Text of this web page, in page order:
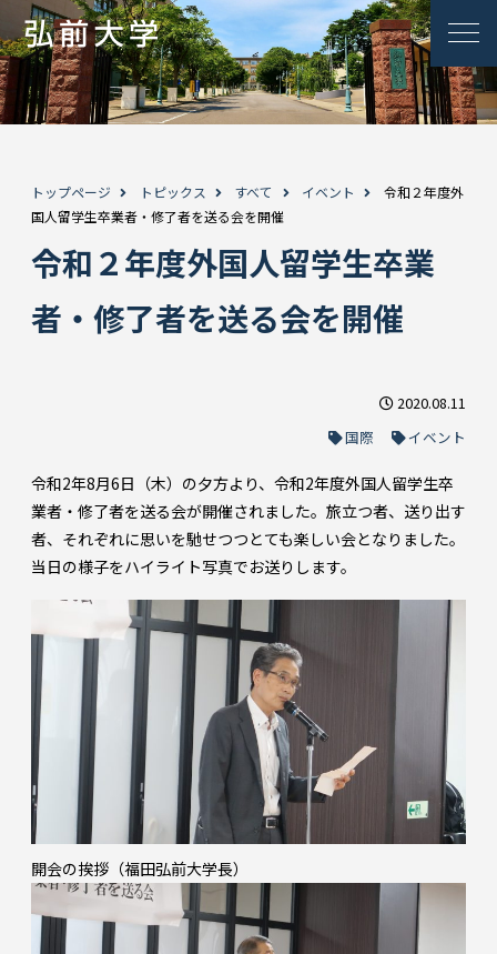
トップページ トピックス すべて イベント
令和２年度外
国人留学生卒業者・修了者を送る会を開催
令和２年度外国人留学生卒業
者・修了者を送る会を開催
2020.08.11
国際
イベント
令和2年8月6日（木）の夕方より、令和2年度外国人留学生卒
業者・修了者を送る会が開催されました。旅立つ者、送り出す
者、それぞれに思いを馳せつつとても楽しい会となりました。
当日の様子をハイライト写真でお送りします。
開会の挨拶（福田弘前大学長）